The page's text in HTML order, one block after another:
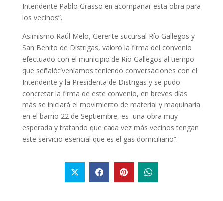
Intendente Pablo Grasso en acompañar esta obra para
los vecinos”.
Asimismo Raúl Melo, Gerente sucursal Río Gallegos y
San Benito de Distrigas, valoró la firma del convenio
efectuado con el municipio de Río Gallegos al tiempo
que señaló:“veníamos teniendo conversaciones con el
Intendente y la Presidenta de Distrigas y se pudo
concretar la firma de este convenio, en breves días
más se iniciará el movimiento de material y maquinaria
en el barrio 22 de Septiembre, es una obra muy
esperada y tratando que cada vez más vecinos tengan
este servicio esencial que es el gas domiciliario”.